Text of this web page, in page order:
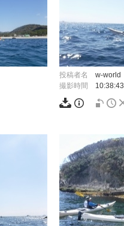
投稿者名
w-world
撮影時間
10:38:43